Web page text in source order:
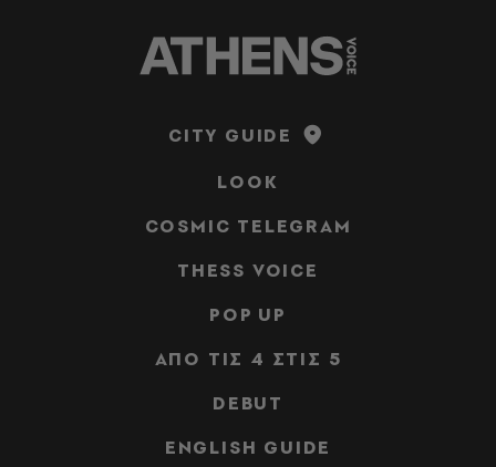
CITY GUIDE
LOOK
COSMIC TELEGRAM
THESS VOICE
POP UP
ΑΠΟ ΤΙΣ 4 ΣΤΙΣ 5
DEBUT
ENGLISH GUIDE